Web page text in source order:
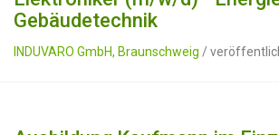
Gebäudetechnik
INDUVARO GmbH, Braunschweig /